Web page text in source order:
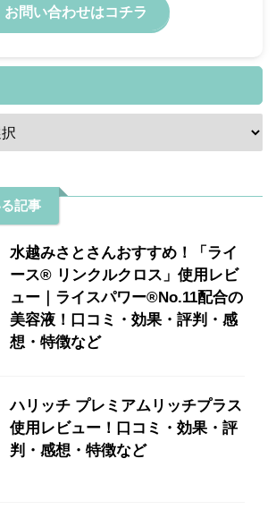
お問い合わせはコチラ
記事
水越みさとさんおすすめ！「ライ
ース® リンクルクロス」使用レビ
ュー｜ライスパワー®No.11配合の
美容液！口コミ・効果・評判・感
想・特徴など
ハリッチ プレミアムリッチプラス
使用レビュー！口コミ・効果・評
判・感想・特徴など